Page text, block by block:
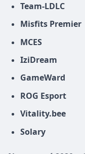
Team-LDLC
Misfits Premier
MCES
IziDream
GameWard
ROG Esport
Vitality.bee
Solary